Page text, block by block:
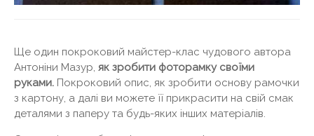
Ще один покроковий майстер-клас чудового автора
Антоніни Мазур, як зробити фоторамку своїми
руками. Покроковий опис, як зробити основу рамочки
з картону, а далі ви можете її прикрасити на свій смак
деталями з паперу та будь-яких інших матеріалів.